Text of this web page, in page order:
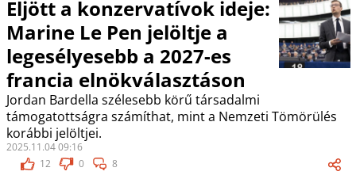
Eljött a konzervatívok ideje:
Marine Le Pen jelöltje a
legesélyesebb a 2027-es
francia elnökválasztáson
Jordan Bardella szélesebb körű társadalmi
támogatottságra számíthat, mint a Nemzeti Tömörülés
korábbi jelöltjei.
2025.11.04 09:16
12
0 8